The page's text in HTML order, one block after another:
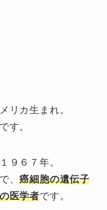
リカ生まれ。
す。
９６７年。
、癌細胞の遺伝子
医学者です。